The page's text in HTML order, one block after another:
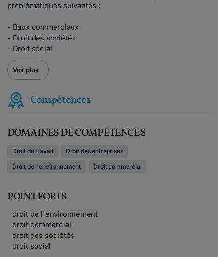
problématiques suivantes :
- Baux commerciaux
- Droit des sociétés
- Droit social
Voir plus
Compétences
DOMAINES DE COMPÉTENCES
Droit du travail Droit des entreprises
Droit de l'environnement Droit commercial
POINT FORTS
droit de l'environnement
droit commercial
droit des sociétés
droit social